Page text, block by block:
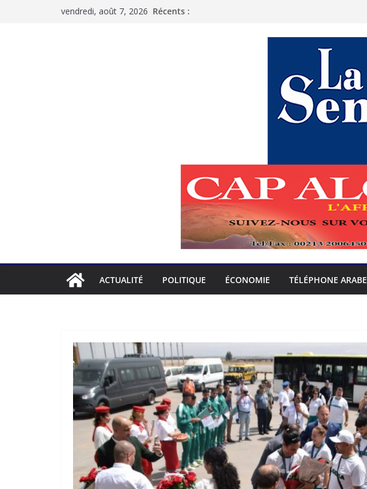
vendredi, août 7, 2026 Récents :
ACTUALITÉ POLITIQUE ÉCONOMIE TÉLÉPHONE ARABE